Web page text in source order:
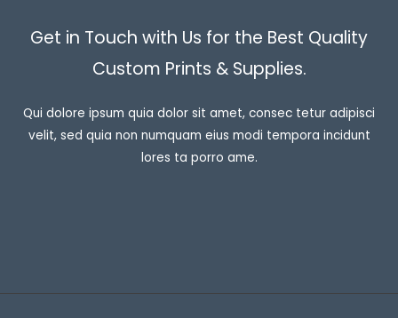
Get in Touch with Us for the Best Quality
Custom Prints & Supplies.
Qui dolore ipsum quia dolor sit amet, consec tetur adipisci
velit, sed quia non numquam eius modi tempora incidunt
lores ta porro ame.